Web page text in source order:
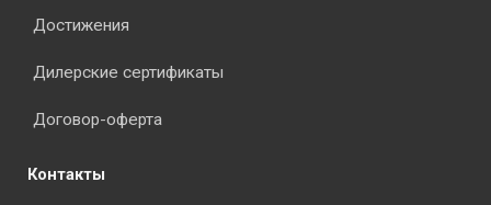
Достижения
Дилерские сертификаты
Договор-оферта
Контакты